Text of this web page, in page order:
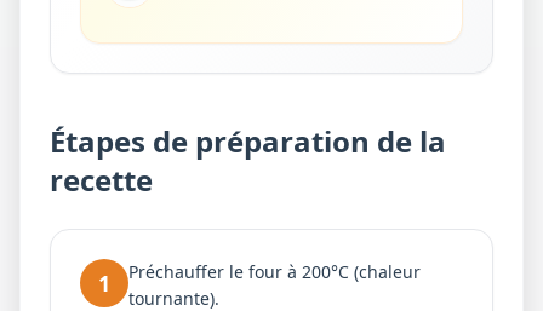
Étapes de préparation de la
recette
1
Préchauffer le four à 200°C (chaleur
tournante).